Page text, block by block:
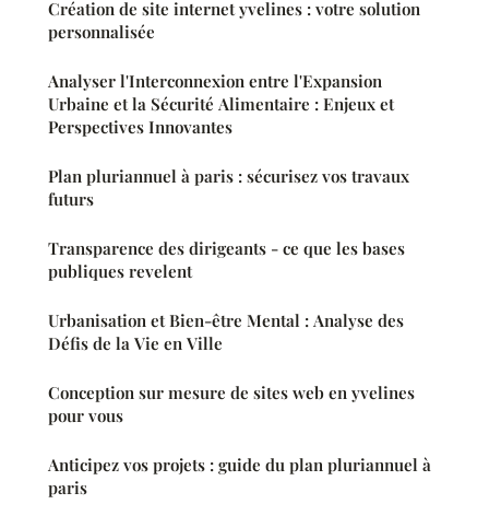
Création de site internet yvelines : votre solution
personnalisée
Analyser l'Interconnexion entre l'Expansion
Urbaine et la Sécurité Alimentaire : Enjeux et
Perspectives Innovantes
Plan pluriannuel à paris : sécurisez vos travaux
futurs
Transparence des dirigeants - ce que les bases
publiques revelent
Urbanisation et Bien-être Mental : Analyse des
Défis de la Vie en Ville
Conception sur mesure de sites web en yvelines
pour vous
Anticipez vos projets : guide du plan pluriannuel à
paris